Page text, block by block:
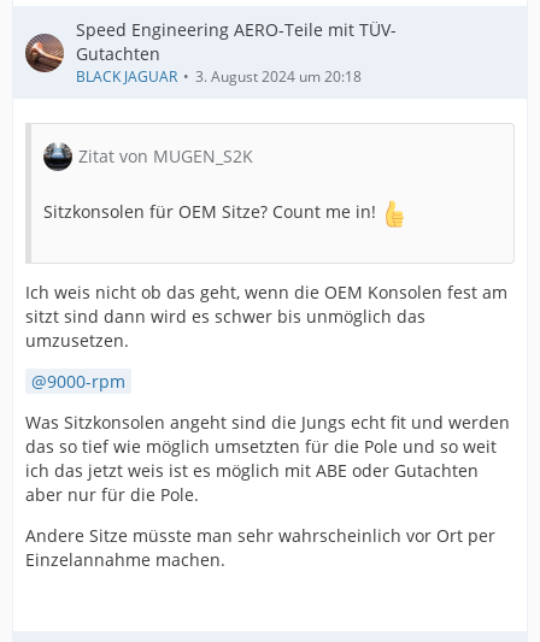
Speed Engineering AERO-Teile mit TÜV-
Gutachten
BLACK JAGUAR 3. August 2024 um 20:18
Zitat von MUGEN_S2K
Sitzkonsolen für OEM Sitze? Count me in!
Ich weis nicht ob das geht, wenn die OEM Konsolen fest am
sitzt sind dann wird es schwer bis unmöglich das
umzusetzen.
9000-rpm
Was Sitzkonsolen angeht sind die Jungs echt fit und werden
das so tief wie möglich umsetzten für die Pole und so weit
ich das jetzt weis ist es möglich mit ABE oder Gutachten
aber nur für die Pole.
Andere Sitze müsste man sehr wahrscheinlich vor Ort per
Einzelannahme machen.